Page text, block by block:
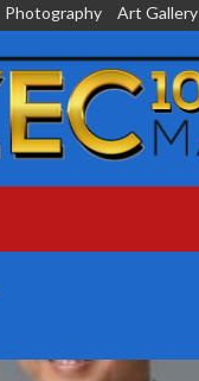
Photography Art Gallery